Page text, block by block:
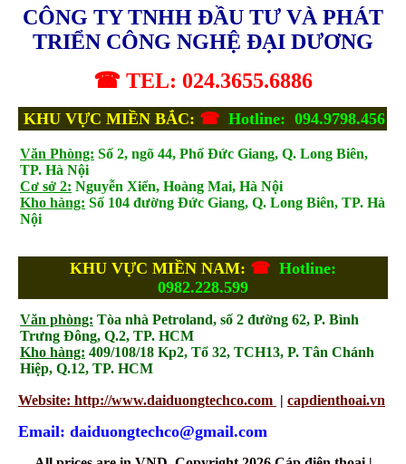
CÔNG TY TNHH ĐẦU TƯ VÀ PHÁT
TRIỂN CÔNG NGHỆ ĐẠI DƯƠNG
☎ TEL: 024.3655.6886
KHU VỰC MIỀN BẮC: ☎ Hotline: 094.9798.456
Văn Phòng: Số 2, ngõ 44, Phố Đức Giang, Q. Long Biên,
TP. Hà Nội
Cơ sở 2: Nguyễn Xiển, Hoàng Mai, Hà Nội
Kho hàng: Số 104 đường Đức Giang, Q. Long Biên, TP. Hà
Nội
KHU VỰC MIỀN NAM: ☎ Hotline:
0982.228.599
Văn phòng: Tòa nhà Petroland, số 2 đường 62, P. Bình
Trưng Đông, Q.2, TP. HCM
Kho hàng: 409/108/18 Kp2, Tổ 32, TCH13, P. Tân Chánh
Hiệp, Q.12, TP. HCM
Website: http://www.daiduongtechco.com | capdienthoai.vn
Email: daiduongtechco@gmail.com